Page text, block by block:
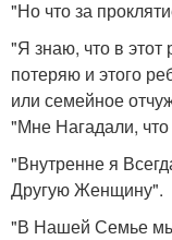
"Но что за
"Я знаю, что в этот
потеряю и этого
или семейное
"Мне Нагадали,
"Внутренне я
Другую Женщину".
"В Нашей Семье мы